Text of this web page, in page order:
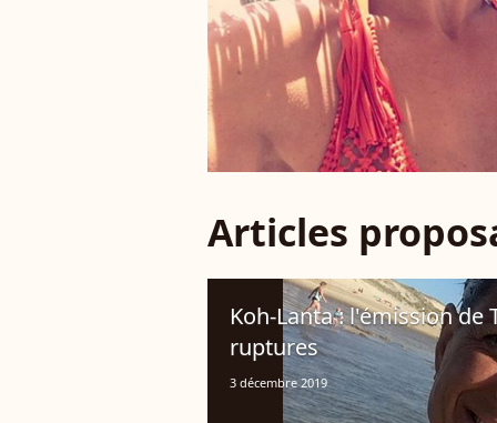
Articles
Koh-Lanta : l'émission de
ruptures
3 décembre 2019